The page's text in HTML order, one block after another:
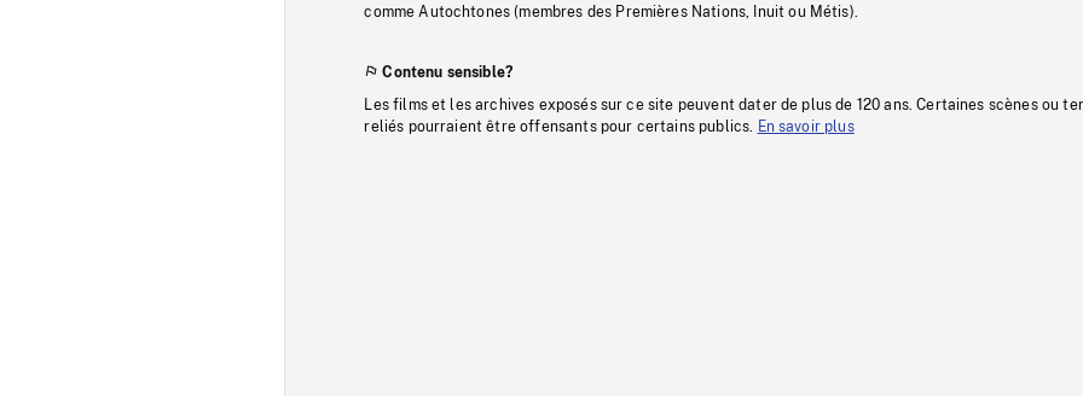
comme Autochtones (membres des Premières Nations, Inuit ou Métis).
Contenu sensible?
Les films et les archives exposés sur ce site peuvent dater de plus de 120 ans. Certaines scènes ou
reliés pourraient être offensants pour certains publics.
En savoir plus